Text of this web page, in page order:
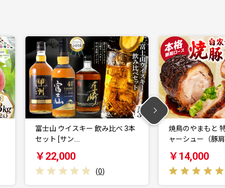
焼鳥のやまもと 特製 おつまみチ
ャーシュー（豚肩ロ…
￥14,000
(1)
韮崎の家庭の味!!
(味噌・醤油 付…
￥18,000